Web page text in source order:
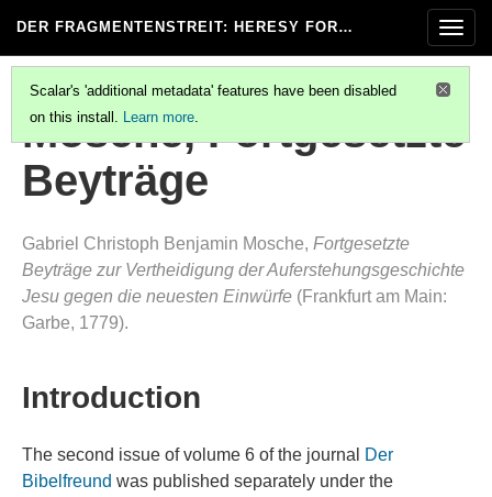
DER FRAGMENTENSTREIT: HERESY FOR…
Scalar's 'additional metadata' features have been disabled
on this install. Learn more.
Mosche, Fortgesetzte
Beyträge
Gabriel Christoph Benjamin Mosche, Fortgesetzte
Beyträge zur Vertheidigung der Auferstehungsgeschichte
Jesu gegen die neuesten Einwürfe (Frankfurt am Main:
Garbe, 1779).
Introduction
The second issue of volume 6 of the journal
Der
Bibelfreund was published separately under the